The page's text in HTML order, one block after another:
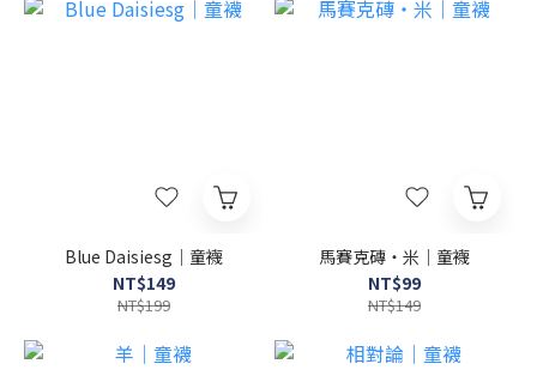
Blue Daisiesg｜童襪
NT$149
NT$199
馬賽克磚・米｜童襪
NT$99
NT$149